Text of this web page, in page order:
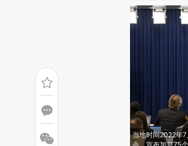
当地时间2022年
会，宣布加息75